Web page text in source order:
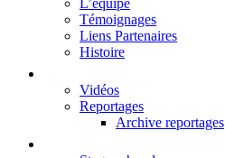
L’équipe
Témoignages
Liens Partenaires
Histoire
Vidéos
Reportages
Archive reportages